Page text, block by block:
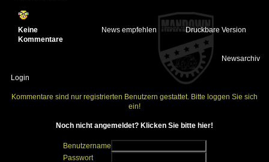
Keine
Kommentare
News empfehlen Druckbare Version
Newsarchiv
Login
Kommentare sind nur registrierten Benutzern gestattet. Bitte loggen Sie sich
ein!
Noch nicht angemeldet? Klicken Sie bitte hier!
Benutzername
Passwort